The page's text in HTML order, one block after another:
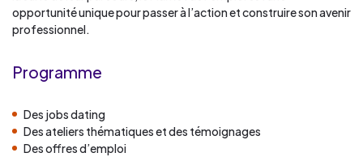
opportunité unique pour passer à l’action et construire son avenir
professionnel.
Programme
Des jobs dating
Des ateliers thématiques et des témoignages
Des offres d’emploi